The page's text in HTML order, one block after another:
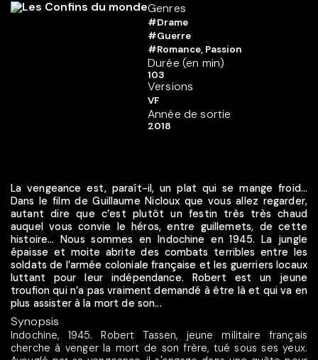
Genres
#Drame
#Guerre
#Romance, Passion
Durée (en min)
103
Versions
VF
Année de sortie
2018
La vengeance est, paraît-il, un plat qui se mange froid…
Dans le film de Guillaume Nicloux que vous allez regarder,
autant dire que c’est plutôt un festin très très chaud
auquel vous convie le héros, entre guillemets, de cette
histoire… Nous sommes en Indochine en 1945. La jungle
épaisse et moite abrite des combats terribles entre les
soldats de l’armée coloniale française et les guerriers locaux
luttant pour leur indépendance. Robert est un jeune
troufion qui n’a pas vraiment demandé à être là et qui va en
plus assister à la mort de son...
Synopsis
Indochine, 1945. Robert Tassen, jeune militaire français
cherche à venger la mort de son frère, tué sous ses yeux.